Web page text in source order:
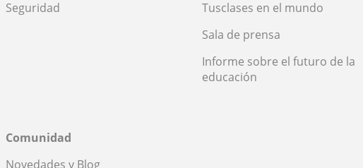
Seguridad
Tusclases en el mundo
Sala de prensa
Informe sobre el futuro de la
educación
Comunidad
Novedades y Blog